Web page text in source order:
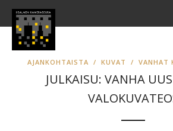
AJANKOHTAISTA / KUVAT / VANHAT
JULKAISU: VANHA